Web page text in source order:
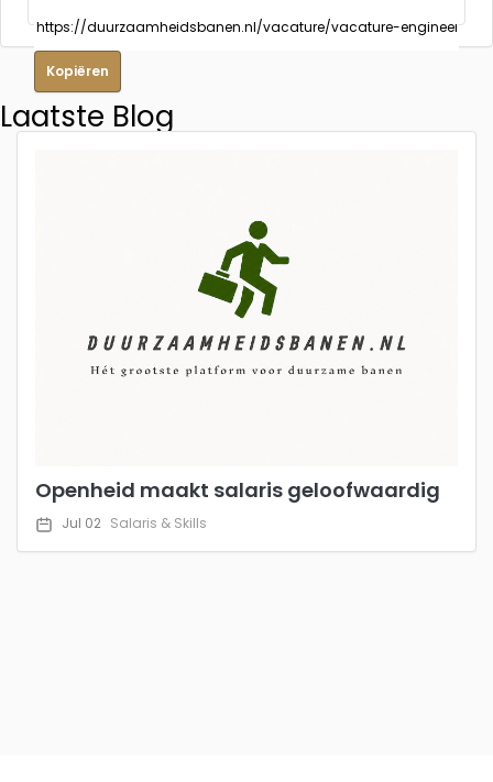
Kopiëren
Laatste Blog
Openheid maakt salaris geloofwaardig
Jul 02 Salaris & Skills